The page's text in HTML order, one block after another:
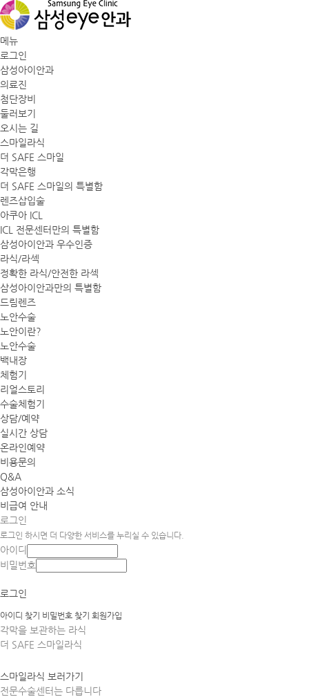
메뉴
로그인
삼성아이안과
의료진
첨단장비
둘러보기
오시는 길
스마일라식
더 SAFE 스마일
각막은행
더 SAFE 스마일의 특별함
렌즈삽입술
아쿠아 ICL
ICL 전문센터만의 특별함
삼성아이안과 우수인증
라식/라섹
정확한 라식/안전한 라섹
삼성아이안과만의 특별함
드림렌즈
노안수술
노안이란?
노안수술
백내장
체험기
리얼스토리
수술체험기
상담/예약
실시간 상담
온라인예약
비용문의
Q&A
삼성아이안과 소식
비급여 안내
로그인
로그인 하시면 더 다양한 서비스를 누리실 수 있습니다.
아이디
비밀번호
로그인
아이디 찾기 비밀번호 찾기 회원가입
각막을 보관하는 라식
더 SAFE 스마일라식
스마일라식 보러가기
전문수술센터는 다릅니다